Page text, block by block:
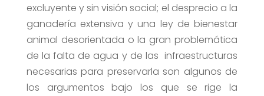
excluyente y sin visión social; el desprecio a la
ganadería extensiva y una ley de bienestar
animal desorientada o la gran problemática
de la falta de agua y de las infraestructuras
necesarias para preservarla son algunos de
los argumentos bajo los que se rige la